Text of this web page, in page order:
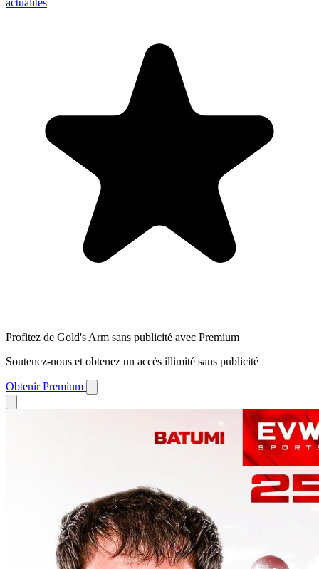
actualités
Profitez de Gold's Arm sans publicité avec Premium
Soutenez-nous et obtenez un accès illimité sans publicité
Obtenir Premium